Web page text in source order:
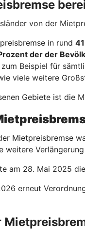
von der
in rund
der der
Beispiel für
viele weitere
Gebiete ist die
Mietpreisbremse
am 28. Mai 2025
erneut